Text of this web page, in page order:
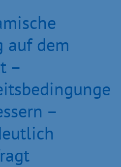
auf dem
–
–